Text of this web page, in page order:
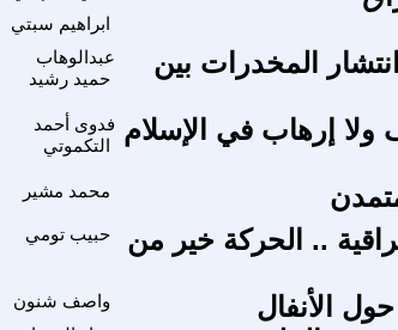
ابراهيم سبتي
عبدالوهاب
حميد رشيد
المخدرات بين
فدوى أحمد
التكموتي
إرهاب في الإسلام
محمد مشير
حبيب تومي
.. الحركة خير من
واصف شنون الأنفال